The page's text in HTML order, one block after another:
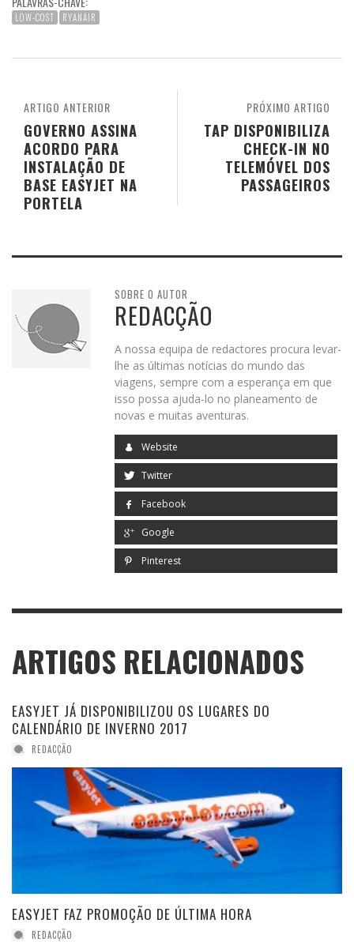
LOW-COST RYANAIR
PRÓXIMO ARTIGO
TAP DISPONIBILIZA
CHECK-IN NO
TELEMÓVEL DOS
PASSAGEIROS
ARTIGO ANTERIOR
GOVERNO ASSINA
ACORDO PARA
INSTALAÇÃO DE
BASE EASYJET NA
PORTELA
SOBRE O AUTOR
REDACÇÃO
A nossa equipa de redactores procura levar-
lhe as últimas notícias do mundo das
viagens, sempre com a esperança em que
isso possa ajuda-lo no planeamento de
novas e muitas aventuras.
Website
Twitter
Facebook
Google
Pinterest
ARTIGOS RELACIONADOS
EASYJET JÁ DISPONIBILIZOU OS LUGARES DO
CALENDÁRIO DE INVERNO 2017
REDACÇÃO
EASYJET FAZ PROMOÇÃO DE ÚLTIMA HORA
REDACÇÃO